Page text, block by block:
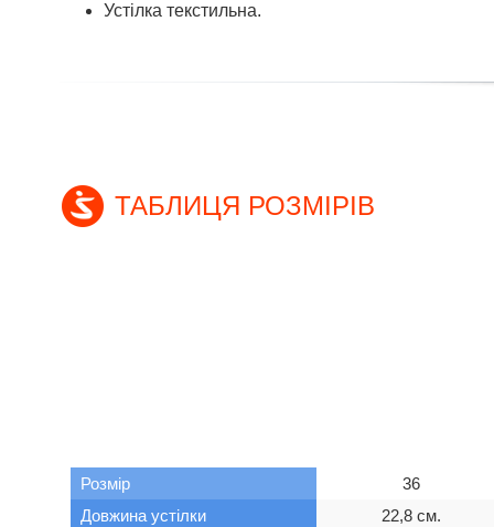
Устілка текстильна.
ТАБЛИЦЯ РОЗМІРІВ
Розмір
36
Довжина устілки
22,8 см.